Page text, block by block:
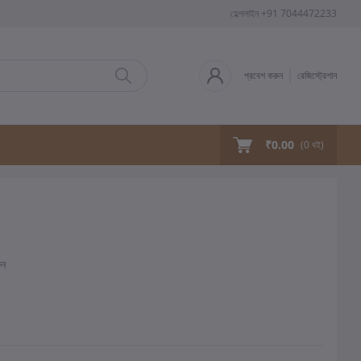
হেল্পলাইন +91 7044472233
প্রবেশ করুন রেজিস্ট্রেশান
₹0.00 (0 বই)